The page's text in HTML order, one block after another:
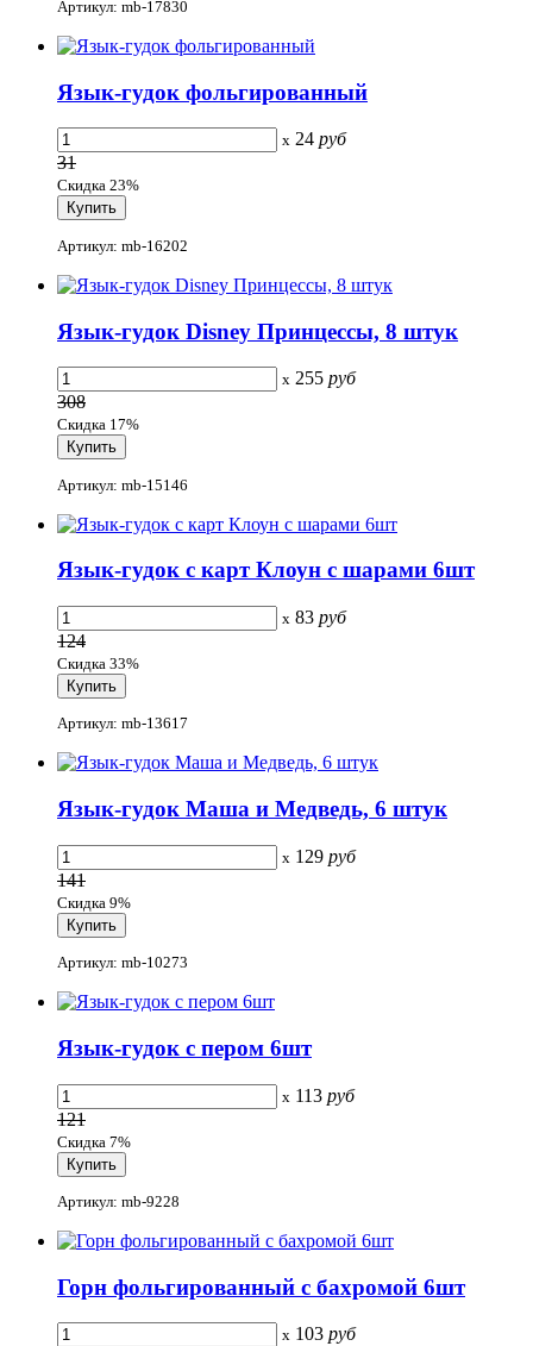
Артикул: mb-17830
Язык-гудок фольгированный
x 24 руб
31
Скидка 23%
Артикул: mb-16202
Язык-гудок Disney Принцессы, 8 штук
x 255 руб
308
Скидка 17%
Артикул: mb-15146
Язык-гудок с карт Клоун с шарами 6шт
x 83 руб
124
Скидка 33%
Артикул: mb-13617
Язык-гудок Маша и Медведь, 6 штук
x 129 руб
141
Скидка 9%
Артикул: mb-10273
Язык-гудок с пером 6шт
x 113 руб
121
Скидка 7%
Артикул: mb-9228
Горн фольгированный с бахромой 6шт
x 103 руб